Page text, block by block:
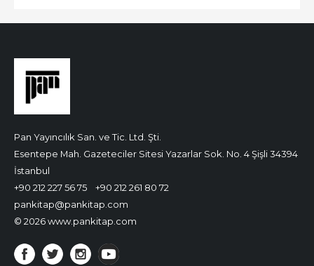
Pan Yayıncılık San. ve Tic. Ltd. Şti.
Esentepe Mah. Gazeteciler Sitesi Yazarlar Sok. No. 4 Şişli 34394
İstanbul
+90 212 227 56 75
+90 212 261 80 72
pankitap@pankitap.com
© 2026 www.pankitap.com